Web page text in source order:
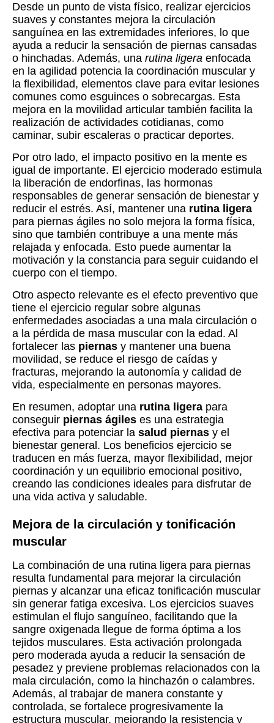
Desde un punto de vista físico, realizar ejercicios
suaves y constantes mejora la circulación
sanguínea en las extremidades inferiores, lo que
ayuda a reducir la sensación de piernas cansadas
o hinchadas. Además, una rutina ligera enfocada
en la agilidad potencia la coordinación muscular y
la flexibilidad, elementos clave para evitar lesiones
comunes como esguinces o sobrecargas. Esta
mejora en la movilidad articular también facilita la
realización de actividades cotidianas, como
caminar, subir escaleras o practicar deportes.
Por otro lado, el impacto positivo en la mente es
igual de importante. El ejercicio moderado estimula
la liberación de endorfinas, las hormonas
responsables de generar sensación de bienestar y
reducir el estrés. Así, mantener una rutina ligera
para piernas ágiles no solo mejora la forma física,
sino que también contribuye a una mente más
relajada y enfocada. Esto puede aumentar la
motivación y la constancia para seguir cuidando el
cuerpo con el tiempo.
Otro aspecto relevante es el efecto preventivo que
tiene el ejercicio regular sobre algunas
enfermedades asociadas a una mala circulación o
a la pérdida de masa muscular con la edad. Al
fortalecer las piernas y mantener una buena
movilidad, se reduce el riesgo de caídas y
fracturas, mejorando la autonomía y calidad de
vida, especialmente en personas mayores.
En resumen, adoptar una rutina ligera para
conseguir piernas ágiles es una estrategia
efectiva para potenciar la salud piernas y el
bienestar general. Los beneficios ejercicio se
traducen en más fuerza, mayor flexibilidad, mejor
coordinación y un equilibrio emocional positivo,
creando las condiciones ideales para disfrutar de
una vida activa y saludable.
Mejora de la circulación y tonificación
muscular
La combinación de una rutina ligera para piernas
resulta fundamental para mejorar la circulación
piernas y alcanzar una eficaz tonificación muscular
sin generar fatiga excesiva. Los ejercicios suaves
estimulan el flujo sanguíneo, facilitando que la
sangre oxigenada llegue de forma óptima a los
tejidos musculares. Esta activación prolongada
pero moderada ayuda a reducir la sensación de
pesadez y previene problemas relacionados con la
mala circulación, como la hinchazón o calambres.
Además, al trabajar de manera constante y
controlada, se fortalece progresivamente la
estructura muscular, mejorando la resistencia y